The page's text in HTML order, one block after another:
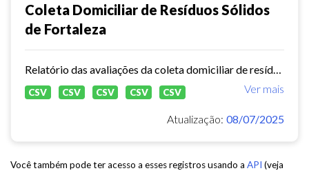
Coleta Domiciliar de Resíduos Sólidos
de Fortaleza
Ver mais
CSV CSV CSV CSV CSV
Atualização: 08/07/2025
Você também pode ter acesso a esses registros usando a API (veja